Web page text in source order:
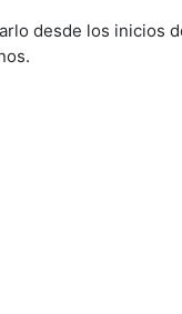
desde los inicios